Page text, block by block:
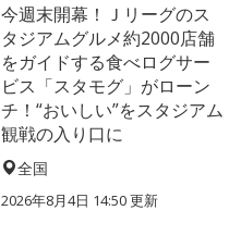
今週末開幕！Ｊリーグのス
タジアムグルメ約2000店舗
をガイドする食べログサー
ビス「スタモグ」がローン
チ！“おいしい”をスタジアム
観戦の入り口に
全国
2026年8月4日 14:50更新